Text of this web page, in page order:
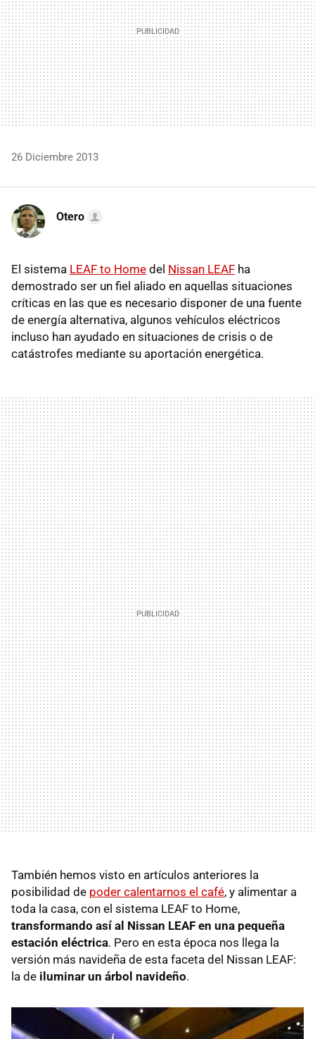
26 Diciembre 2013
Otero
El sistema LEAF to Home del Nissan LEAF ha
demostrado ser un fiel aliado en aquellas situaciones
críticas en las que es necesario disponer de una fuente
de energía alternativa, algunos vehículos eléctricos
incluso han ayudado en situaciones de crisis o de
catástrofes mediante su aportación energética.
También hemos visto en artículos anteriores la
posibilidad de poder calentarnos el café, y alimentar a
toda la casa, con el sistema LEAF to Home,
transformando así al Nissan LEAF en una pequeña
estación eléctrica. Pero en esta época nos llega la
versión más navideña de esta faceta del Nissan LEAF:
la de iluminar un árbol navideño.